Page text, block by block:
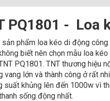
PQ1801 - Loa
phẩm loa kéo di động
biết nên chọn mẫu loa
PQ1801. TNT thương hiệu
vang lớn và thành công ở rất
suất khủng lên đến 1000w vì
sống động nhất.